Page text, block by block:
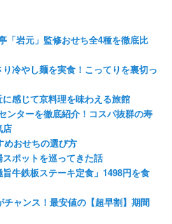
「岩元」監修おせち全4種を徹底比
り冷やし麺を実食！こってりを裏切っ
に感じて京料理を味わえる旅館
ンターを徹底紹介！コスパ抜群の寿
店
めおせちの選び方
ポットを巡ってきた話
旨牛鉄板ステーキ定食」1498円を食
チャンス！最安値の【超早割】期間